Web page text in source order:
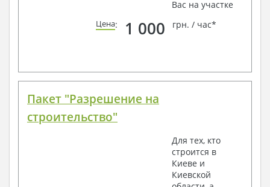
Вас на участке
Цена: 1 000 грн. / час*
Пакет "Разрешение на
строительство"
Для тех, кто
строится в
Киеве и
Киевской